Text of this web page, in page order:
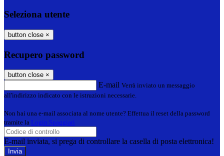
Seleziona utente
button close ×
Recupero password
button close ×
E-mail Verrà inviato un messaggio
all'indirizzo indicato con le istruzioni necessarie.
Non hai una e-mail associata al nome utente? Effettua il reset della password
tramite la Login Spaggiari
E-mail inviata, si prega di controllare la casella di posta elettronica!